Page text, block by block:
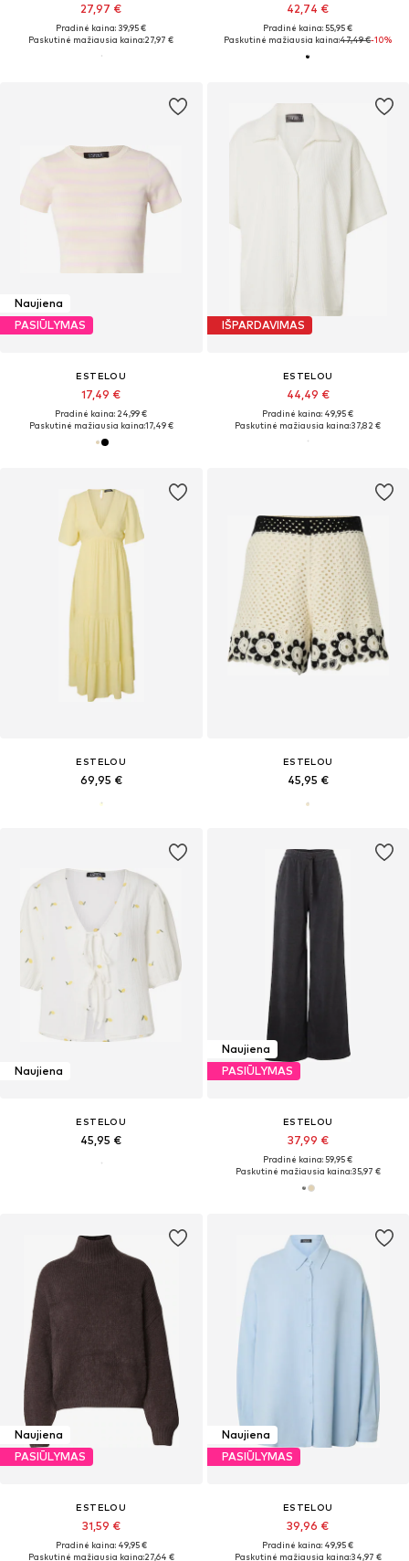
27,97 €
Pradinė kaina: 39,95 €
Paskutinė mažiausia kaina:27,97 €
42,74 €
Pradinė kaina: 55,95 €
Paskutinė mažiausia kaina:47,49 €-10%
Naujiena
PASIŪLYMAS
ESTELOU
17,49 €
Pradinė kaina: 24,99 €
Paskutinė mažiausia kaina:17,49 €
IŠPARDAVIMAS
ESTELOU
44,49 €
Pradinė kaina: 49,95 €
Paskutinė mažiausia kaina:37,82 €
ESTELOU
69,95 €
ESTELOU
45,95 €
Naujiena
ESTELOU
45,95 €
Naujiena
PASIŪLYMAS
ESTELOU
37,99 €
Pradinė kaina: 59,95 €
Paskutinė mažiausia kaina:35,97 €
Naujiena
PASIŪLYMAS
ESTELOU
31,59 €
Pradinė kaina: 49,95 €
Paskutinė mažiausia kaina:27,64 €
Naujiena
PASIŪLYMAS
ESTELOU
39,96 €
Pradinė kaina: 49,95 €
Paskutinė mažiausia kaina:34,97 €